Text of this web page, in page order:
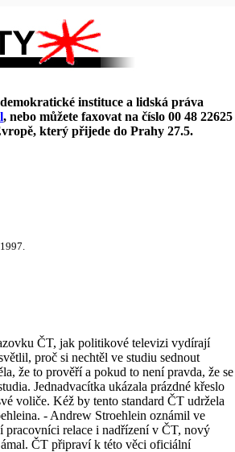
instituce a lidská práva
, nebo můžete faxovat na číslo 00 48 22625
který přijede do Prahy 27.5.
ČT, jak politikové televizi vydírají
proč si nechtěl ve studiu sednout
že to prověří a pokud to není pravda, že se
Jednadvacítka ukázala prázdné křeslo
voliče. Kéž by tento standard ČT udržela
- Andrew Stroehlein oznámil ve
pracovníci relace i nadřízení v ČT, nový
ČT připraví k této věci oficiální